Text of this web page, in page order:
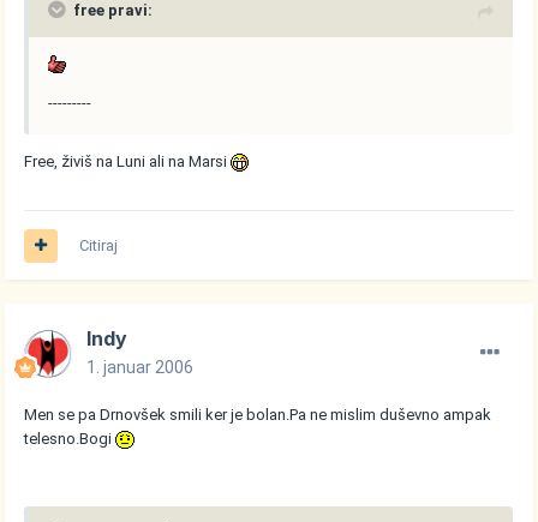
free pravi:
---------
Free, živiš na Luni ali na Marsi
Citiraj
Indy
1. januar 2006
Men se pa Drnovšek smili ker je bolan.Pa ne mislim duševno ampak
telesno.Bogi